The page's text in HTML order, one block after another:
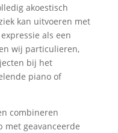
akoestisch
kan uitvoeren met
als een
wij particulieren,
bij het
piano of
combineren
met geavanceerde